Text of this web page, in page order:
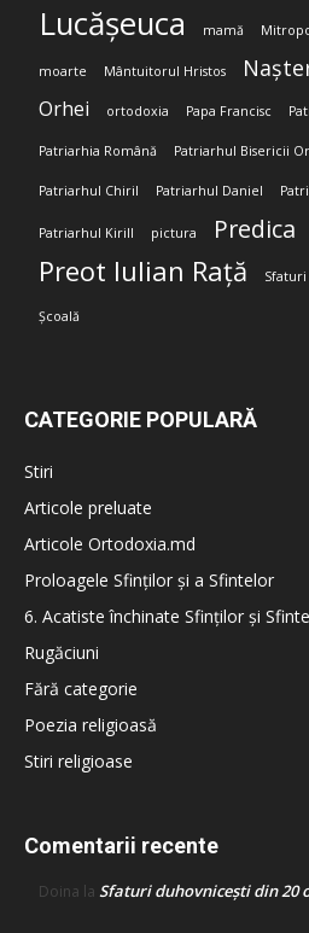
Lucășeuca mamă
moarte Mântuitorul Hristos
Orhei ortodoxia Papa Francisc
Patriarhia Română Patriarhul Bisericii
Patriarhul Chiril Patriarhul Daniel
Patriarhul Kirill pictura Predica
Preot Iulian Rață
Școală
CATEGORIE POPULARĂ
Stiri
Articole preluate
Articole Ortodoxia.md
Proloagele Sfinților și a Sfintelor
6. Acatiste închinate Sfinților și
Rugăciuni
Fără categorie
Poezia religioasă
Stiri religioase
Comentarii recente
Doina la Sfaturi duhovnicești din 20